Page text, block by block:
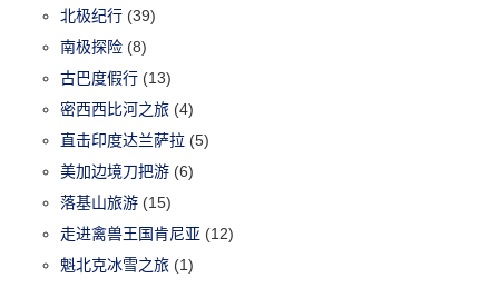
北极纪行 (39)
南极探险 (8)
古巴度假行 (13)
密西西比河之旅 (4)
直击印度达兰萨拉 (5)
美加边境刀把游 (6)
落基山旅游 (15)
走进禽兽王国肯尼亚 (12)
魁北克冰雪之旅 (1)